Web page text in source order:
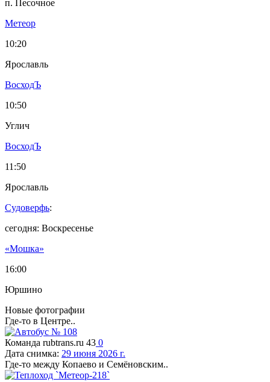
п. Песочное
Метеор
10:20
Ярославль
ВосходЪ
10:50
Углич
ВосходЪ
11:50
Ярославль
Судоверфь:
сегодня: Воскресенье
«Мошка»
16:00
Юршино
Новые фотографии
Где-то в Центре..
Команда rubtrans.ru 43 0
Дата снимка: 29 июня 2026 г.
Где-то между Копаево и Семёновским..